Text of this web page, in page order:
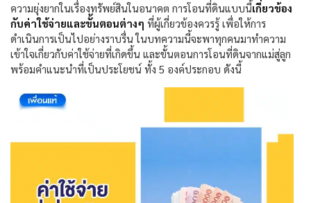
ความยุ่งยากในเรื่องทรัพย์สินในอนาคต การโอนที่ดินแบบนี้เกี่ยวข้อง
กับค่าใช้จ่ายและขั้นตอนต่างๆ ที่ผู้เกี่ยวข้องควรรู้ เพื่อให้การ
ดำเนินการเป็นไปอย่างราบรื่น ในบทความนี้จะพาทุกคนมาทำความ
เข้าใจเกี่ยวกับค่าใช้จ่ายที่เกิดขึ้น และขั้นตอนการโอนที่ดินจากแม่สู่ลูก
พร้อมคำแนะนำที่เป็นประโยชน์ ทั้ง 5 องค์ประกอบ ดังนี้